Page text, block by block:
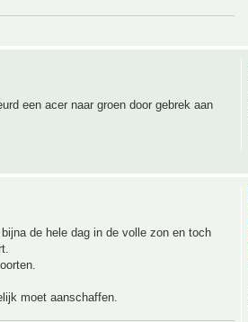
een acer naar groen door gebrek aan
de hele dag in de volle zon en toch
moet aanschaffen.